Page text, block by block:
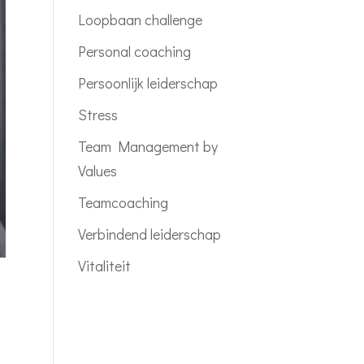
Loopbaan challenge
Personal coaching
Persoonlijk leiderschap
Stress
Team Management by
Values
Teamcoaching
Verbindend leiderschap
Vitaliteit